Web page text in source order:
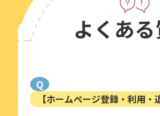
よくあ
Q
【ホームページ登録・利用・